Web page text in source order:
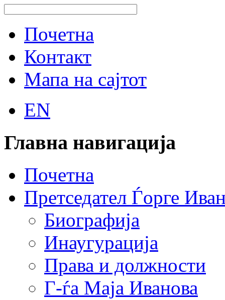
Почетна
Контакт
Мапа на сајтот
EN
Главна навигација
Почетна
Претседател Ѓорге
Биографија
Инаугурација
Права и должности
Г-ѓа Маја Иванова